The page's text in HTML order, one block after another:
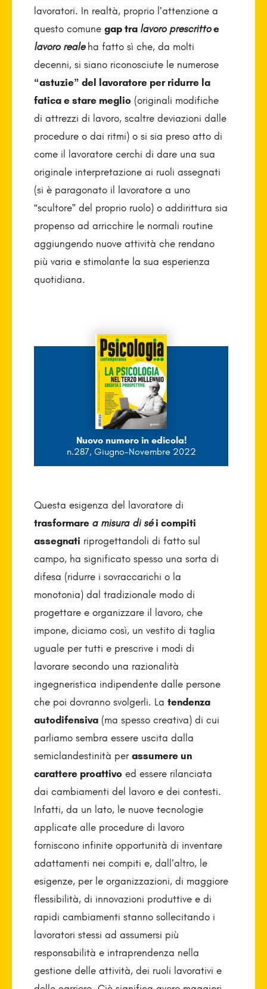
lavoratori. In realtà, proprio l’attenzione a
questo comune gap tra lavoro prescrittoe
lavoro reale ha fatto sì che, da molti
decenni, si siano riconosciute le numerose
“astuzie” del lavoratore per ridurre la
fatica e stare meglio (originali modifiche
di attrezzi di lavoro, scaltre deviazioni dalle
procedure o dai ritmi) o si sia preso atto di
come il lavoratore cerchi di dare una sua
originale interpretazione ai ruoli assegnati
(si è paragonato il lavoratore a uno
“scultore” del proprio ruolo) o addirittura sia
propenso ad arricchire le normali routine
aggiungendo nuove attività che rendano
più varia e stimolante la sua esperienza
quotidiana.
Nuovo numero in edicola!
n.287, Giugno-Novembre 2022
Questa esigenza del lavoratore di
trasformare a misura di séi compiti
assegnati riprogettandoli di fatto sul
campo, ha significato spesso una sorta di
difesa (ridurre i sovraccarichi o la
monotonia) dal tradizionale modo di
progettare e organizzare il lavoro, che
impone, diciamo così, un vestito di taglia
uguale per tutti e prescrive i modi di
lavorare secondo una razionalità
ingegneristica indipendente dalle persone
che poi dovranno svolgerli. La tendenza
autodifensiva(ma spesso creativa) di cui
parliamo sembra essere uscita dalla
semiclandestinità per assumere un
carattere proattivo ed essere rilanciata
dai cambiamenti del lavoro e dei contesti.
Infatti, da un lato, le nuove tecnologie
applicate alle procedure di lavoro
forniscono infinite opportunità di inventare
adattamenti nei compiti e, dall’altro, le
esigenze, per le organizzazioni, di maggiore
flessibilità, di innovazioni produttive e di
rapidi cambiamenti stanno sollecitando i
lavoratori stessi ad assumersi più
responsabilità e intraprendenza nella
gestione delle attività, dei ruoli lavorativi e